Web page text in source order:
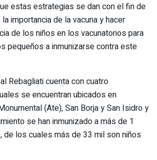
estas estrategias se dan con el fin de
importancia de la vacuna y hacer
de los niños en los vacunatorios para
pequeños a inmunizarse contra este
Rebagliati cuenta con cuatro
se encuentran ubicados en
(Ate), San Borja y San Isidro y
se han inmunizado a más de 1
de los cuales más de 33 mil son niños